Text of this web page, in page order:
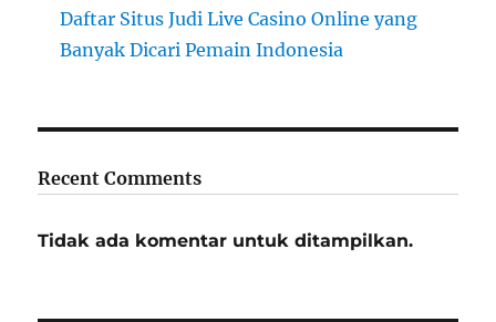
Daftar Situs Judi Live Casino Online yang
Banyak Dicari Pemain Indonesia
Recent Comments
Tidak ada komentar untuk ditampilkan.